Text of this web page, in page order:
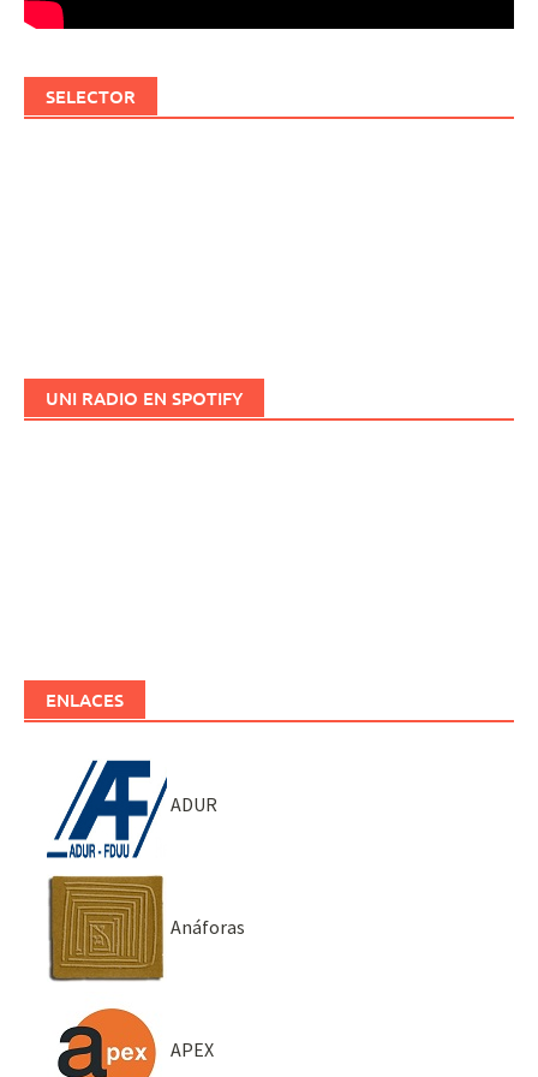
SELECTOR
UNI RADIO EN SPOTIFY
ENLACES
ADUR
Anáforas
APEX